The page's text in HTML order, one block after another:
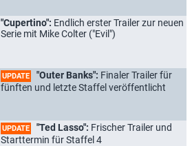
"Cupertino": Endlich erster Trailer zur neuen
Serie mit Mike Colter ("Evil")
UPDATE "Outer Banks": Finaler Trailer für
fünften und letzte Staffel veröffentlicht
UPDATE "Ted Lasso": Frischer Trailer und
Starttermin für Staffel 4